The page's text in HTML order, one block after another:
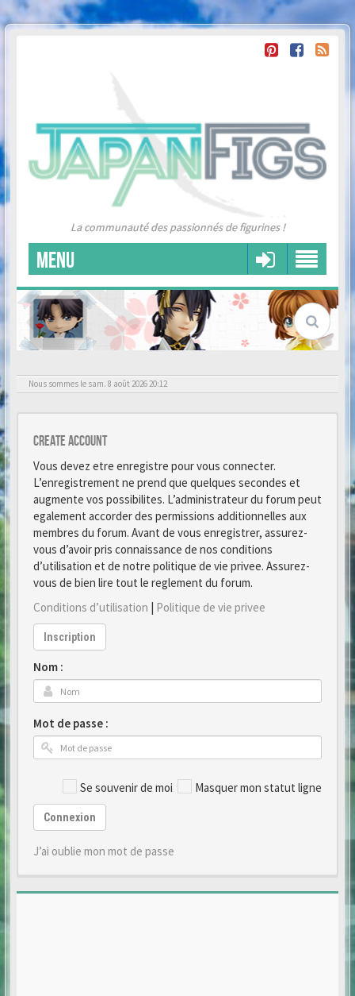
La communauté des passionnés de figurines !
MENU
Nous sommes le sam. 8 août 2026 20:12
Create account
Vous devez etre enregistre pour vous connecter.
L’enregistrement ne prend que quelques secondes et
augmente vos possibilites. L’administrateur du forum peut
egalement accorder des permissions additionnelles aux
membres du forum. Avant de vous enregistrer, assurez-
vous d’avoir pris connaissance de nos conditions
d’utilisation et de notre politique de vie privee. Assurez-
vous de bien lire tout le reglement du forum.
Conditions d’utilisation | Politique de vie privee
Inscription
Nom :
Mot de passe :
Se souvenir de moi Masquer mon statut ligne
Connexion
J’ai oublie mon mot de passe